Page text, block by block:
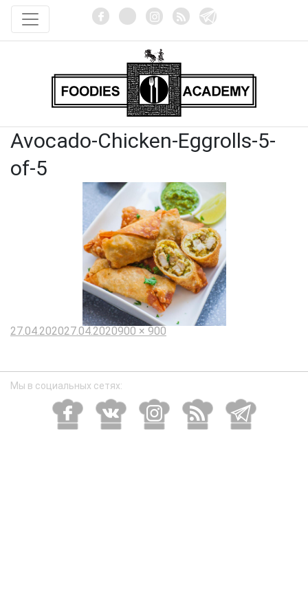
Avocado-Chicken-Eggrolls-5-
of-5
Опубликовано
27.04.202027.04.2020Полный
900 × 900
Мы в социальных сетях: